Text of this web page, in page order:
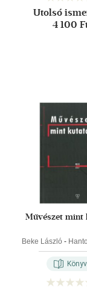
Utolsó
4 100
Művészet mint
Beke László -
Marosi
Könyv